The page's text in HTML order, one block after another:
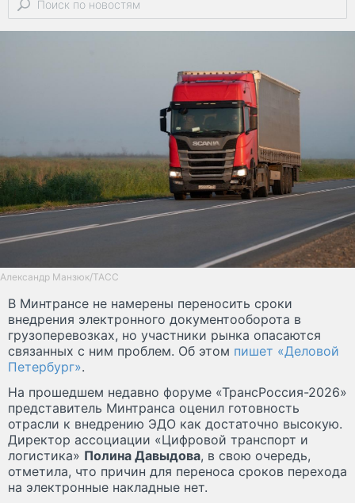
Александр Манзюк/ТАСС
В Минтрансе не намерены переносить сроки
внедрения электронного документооборота в
грузоперевозках, но участники рынка опасаются
связанных с ним проблем. Об этом пишет «Деловой
Петербург».
На прошедшем недавно форуме «ТрансРоссия-2026»
представитель Минтранса оценил готовность
отрасли к внедрению ЭДО как достаточно высокую.
Директор ассоциации «Цифровой транспорт и
логистика» Полина Давыдова, в свою очередь,
отметила, что причин для переноса сроков перехода
на электронные накладные нет.